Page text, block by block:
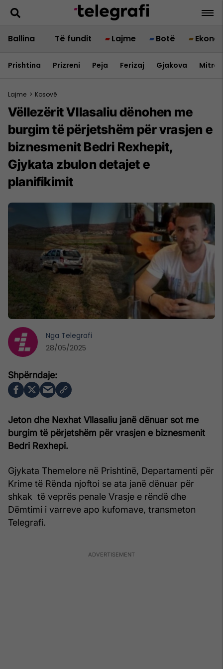
Ballina Të fundit Lajme Botë
Prishtina Prizreni Peja Ferizaj Gjakova
Lajme > Kosovë
Vëllezërit Vllasaliu dënohen me
burgim të përjetshëm për vrasjen e
biznesmenit Bedri Rexhepit,
Gjykata zbulon detajet e
planifikimit
Jeton dhe Nexhat Vllasaliu janë dënuar sot me
burgim të përjetshëm për vrasjen e biznesmenit
Bedri Rexhepi.
Gjykata Themelore në Prishtinë, Departamenti për
Krime të Rënda njoftoi se ata janë dënuar për
shkak të veprës penale Vrasje e rëndë dhe
Dëmtimi i varreve apo kufomave, transmeton
Telegrafi.
Nga Telegrafi
28/05/2025